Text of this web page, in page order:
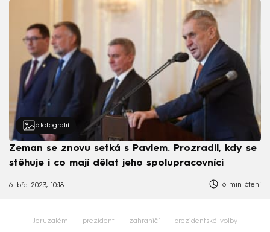
6 fotografií
Zeman se znovu setká s Pavlem. Prozradil, kdy se
stěhuje i co mají dělat jeho spolupracovníci
6. bře 2023, 10:18 6 min čtení
Jeruzalém prezident zahraničí prezidentské volby